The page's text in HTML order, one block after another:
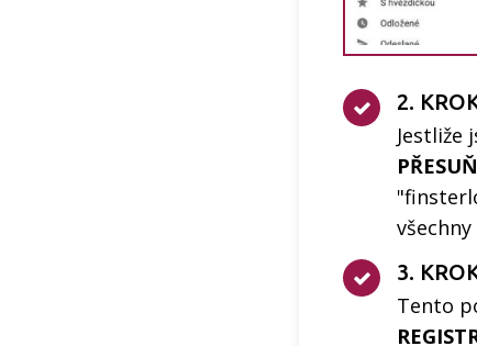
2.
Jestliže
3.
Tento